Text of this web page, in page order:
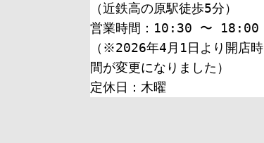
（近鉄高の原駅徒歩5分）
営業時間：10:30 〜 18:00
（※2026年4月1日より開店時
間が変更になりました）
定休日：木曜